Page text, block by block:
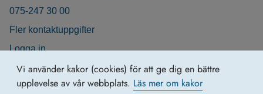
Vi använder kakor (cookies) för att ge dig en bättre
upplevelse av vår webbplats. Läs mer om kakor
075-247 30 00
Fler kontaktuppgifter
Logga in
Behandling av personuppgifter